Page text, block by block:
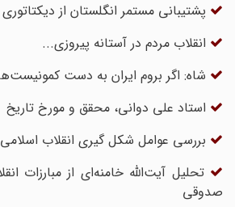
پشتیبانی مستمر انگلستان از دیکتاتوری
انقلاب مردم در آستانه پیروزی...
شاه: اگر بروم ایران به دست کمونیست‌ها
استاد علی دوانی، محقق و مورخ تاریخ
بررسى عوامل شکل گیرى انقلاب اسلامى
تحلیل آیت‌الله خامنه‌ای از مبارزات
صدوقی